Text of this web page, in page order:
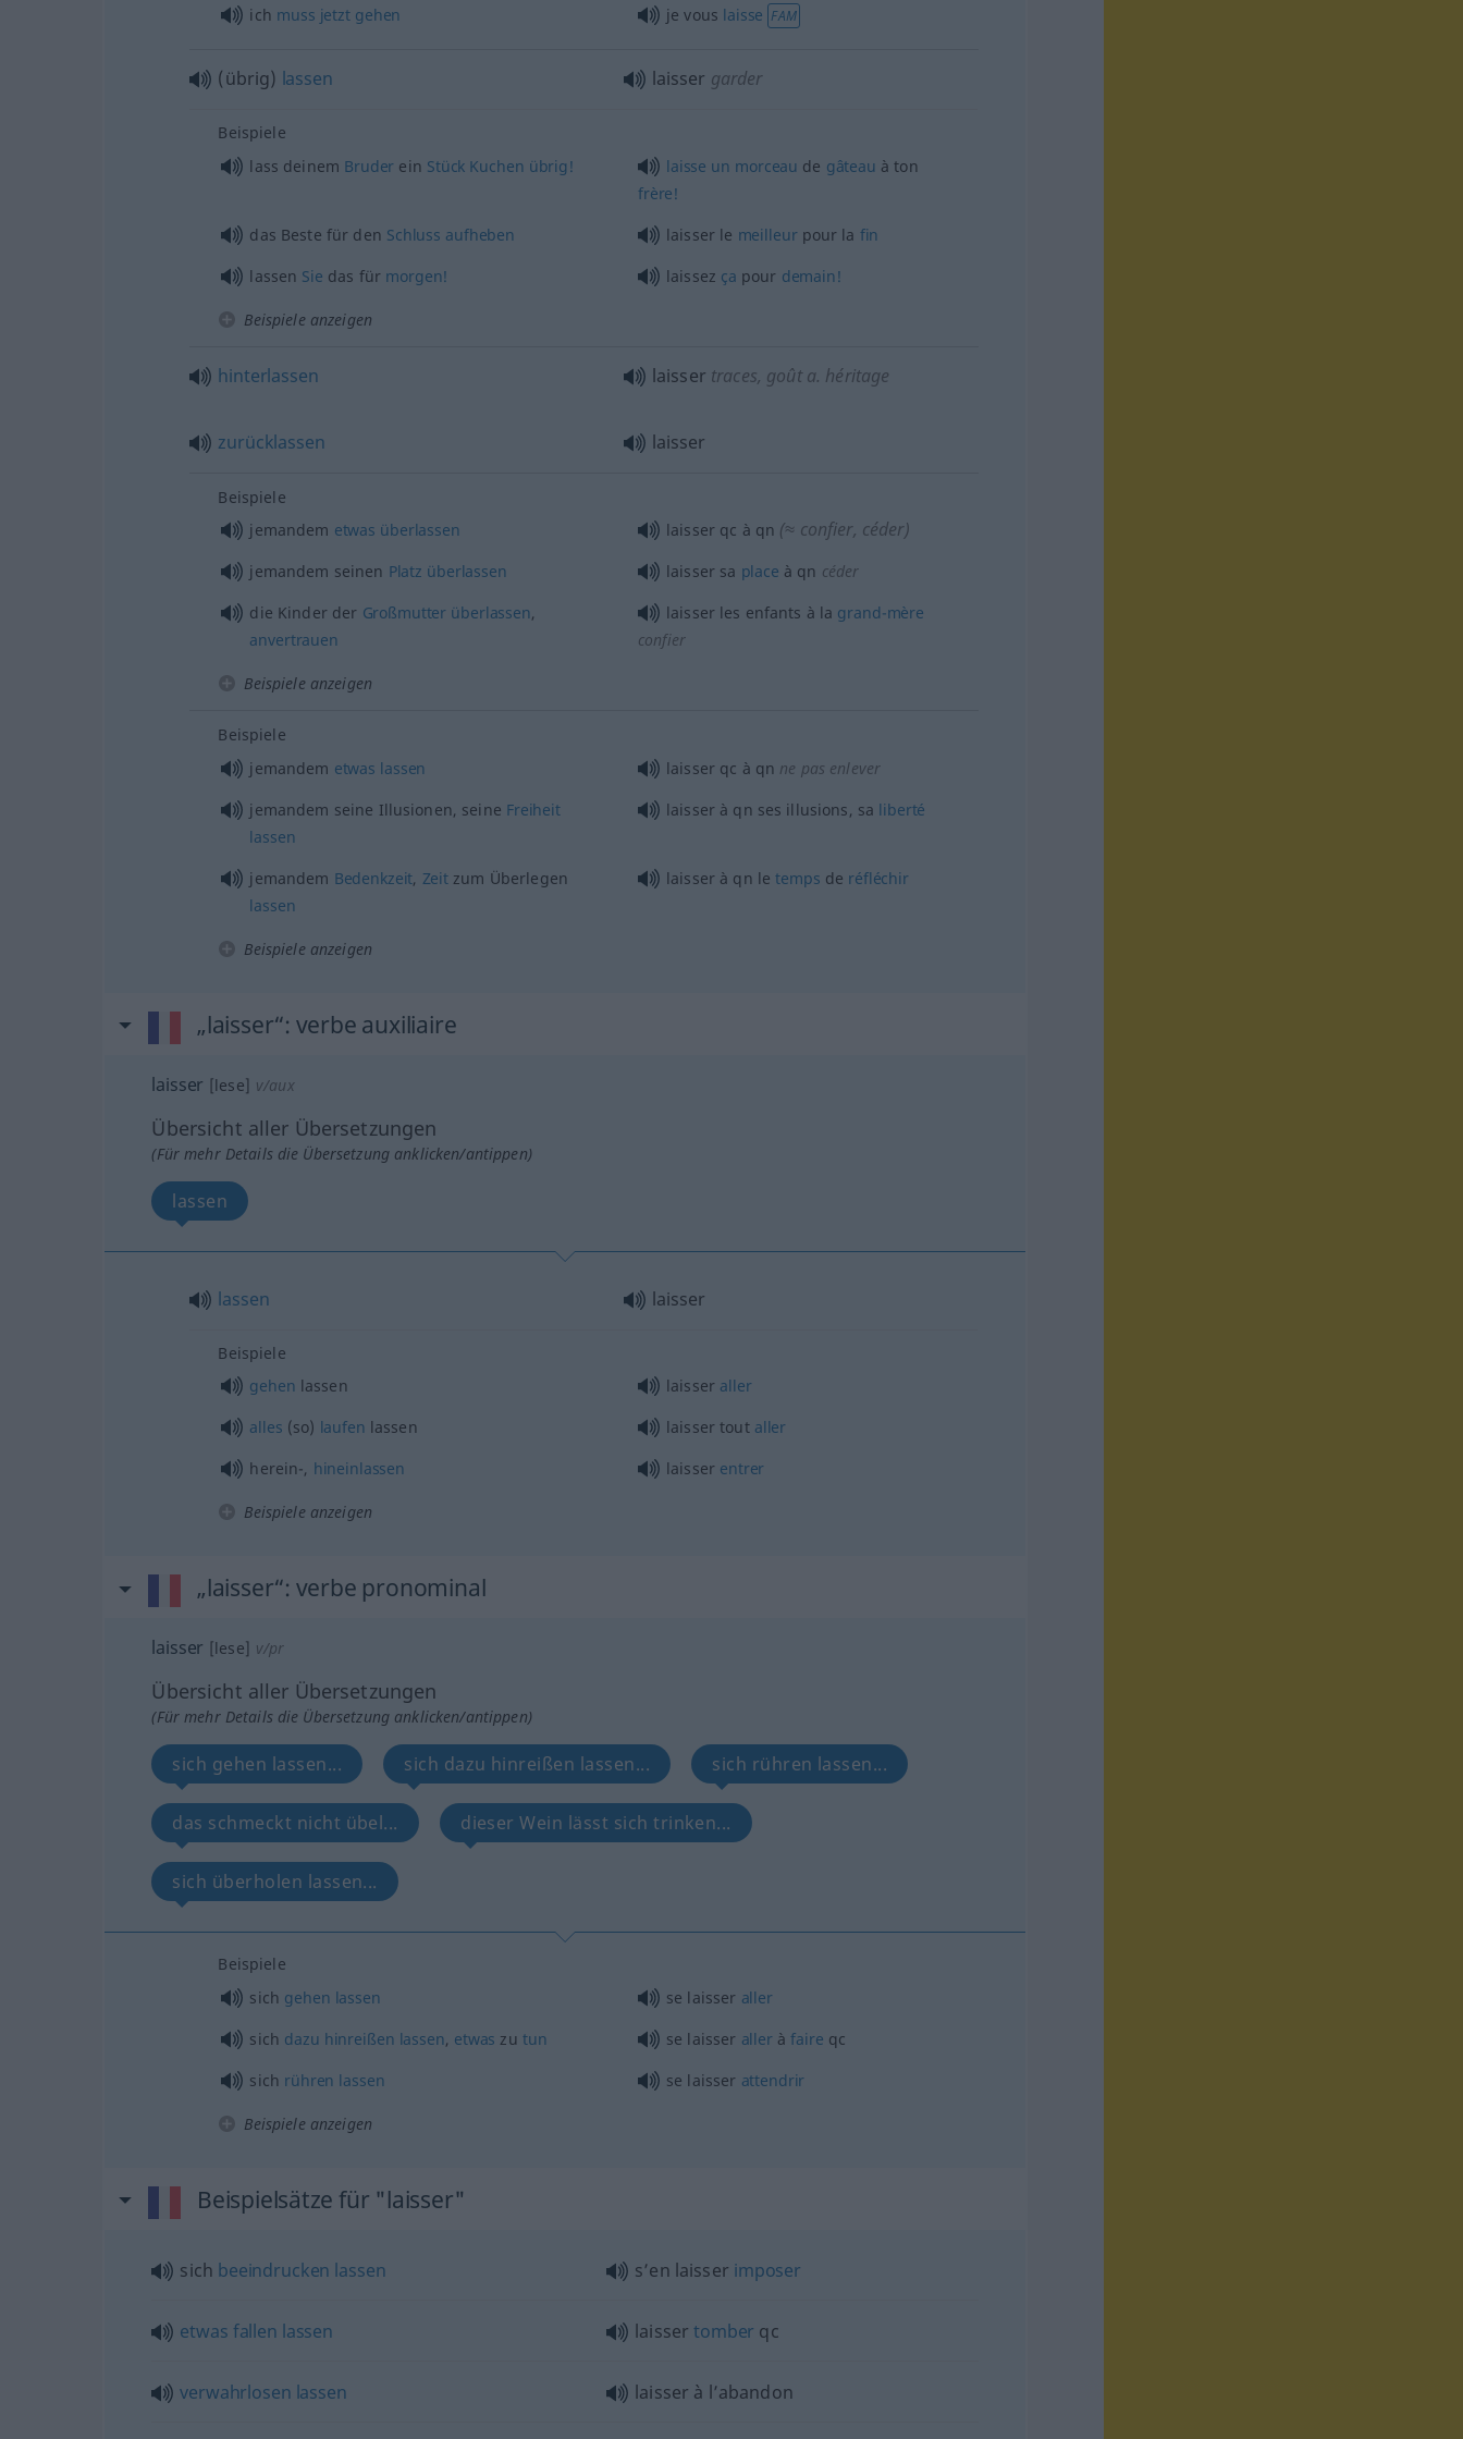
ich muss jetzt gehen je vous laisse FAM
(übrig) lassen laisser garder
Beispiele
lass deinem Bruder ein Stück Kuchen übrig! laisse un morceau de gâteau à ton
frère!
das Beste für den Schluss aufheben laisser le meilleurpour la fin
lassen Sie das für morgen! laissez ça pour demain!
Beispiele anzeigen
hinterlassen laisser traces, goûta. héritage
zurücklassen laisser
Beispiele
jemandem etwas überlassen laisserqc à qn (≈ confier, céder)
jemandem seinen Platz überlassen laisser sa place à qn céder
die Kinder der Großmutter überlassen,
anvertrauen
laisser les enfants à la grand-mère
confier
Beispiele anzeigen
Beispiele
jemandem etwas lassen laisserqc à qn ne pas enlever
jemandem seine Illusionen, seine Freiheit
lassen
laisser à qn ses illusions, sa liberté
jemandem Bedenkzeit, Zeit zum Überlegen
lassen
laisser à qn letemps de réfléchir
Beispiele anzeigen
„laisser“: verbe auxiliaire
laisser [lese] v/aux
Übersicht aller Übersetzungen
(Für mehr Details die Übersetzung anklicken/antippen)
lassen
lassen laisser
Beispiele
gehen lassen laisser aller
alles (so) laufen lassen laisser tout aller
herein-, hineinlassen laisser entrer
Beispiele anzeigen
„laisser“: verbe pronominal
laisser [lese] v/pr
Übersicht aller Übersetzungen
(Für mehr Details die Übersetzung anklicken/antippen)
sich gehen lassen... sich dazu hinreißen lassen... sich rühren lassen...
das schmeckt nicht übel... dieser Wein lässt sich trinken...
sich überholen lassen...
Beispiele
sich gehen lassen se laisser aller
sich dazu hinreißen lassen, etwas zu tun se laisser alleràfaire qc
sich rühren lassen se laisser attendrir
Beispiele anzeigen
Beispielsätze für "laisser"
sich beeindrucken lassen s’en laisser imposer
etwas fallen lassen laissertomber qc
verwahrlosen lassen laisser à l’abandon